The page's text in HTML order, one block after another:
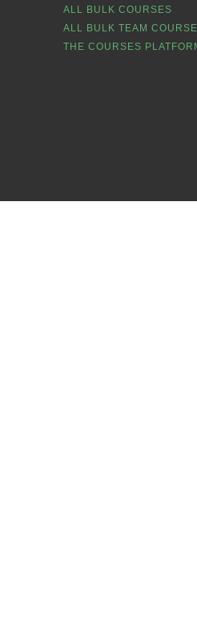
ALL BULK COURSES
ALL BULK TEAM
THE COURSES